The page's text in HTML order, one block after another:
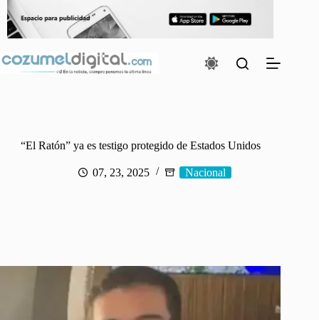
contenido
“El Ratón” ya es testigo protegido de Estados Unidos
07, 23, 2025 Nacional